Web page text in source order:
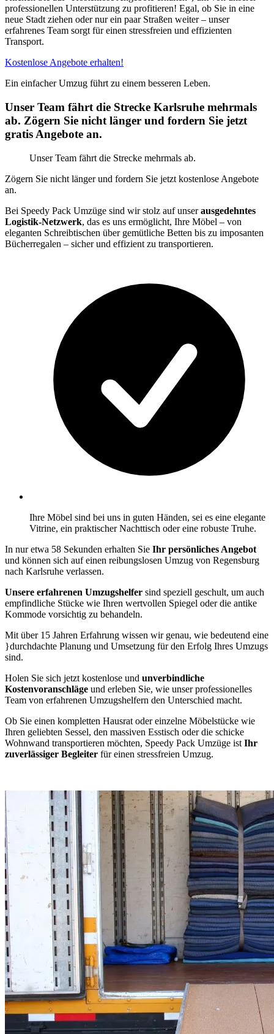
professionellen Unterstützung zu profitieren! Egal, ob Sie in eine
neue Stadt ziehen oder nur ein paar Straßen weiter – unser
erfahrenes Team sorgt für einen stressfreien und effizienten
Transport.
Kostenlose Angebote erhalten!
Ein einfacher Umzug führt zu einem besseren Leben.
Unser Team fährt die Strecke Karlsruhe mehrmals
ab. Zögern Sie nicht länger und fordern Sie jetzt
gratis Angebote an.
Unser Team fährt die Strecke mehrmals ab.
Zögern Sie nicht länger und fordern Sie jetzt kostenlose Angebote
an.
Bei Speedy Pack Umzüge sind wir stolz auf unserausgedehntes
Logistik-Netzwerk, das es uns ermöglicht, Ihre Möbel – von
eleganten Schreibtischen über gemütliche Betten bis zu imposanten
Bücherregalen – sicher und effizient zu transportieren.
Ihre Möbel sind bei uns in guten Händen, sei es eine elegante
Vitrine, ein praktischer Nachttisch oder eine robuste Truhe.
In nur etwa 58 Sekunden erhalten Sie Ihr persönliches Angebot
und können sich auf einen reibungslosen Umzug von Regensburg
nach Karlsruhe verlassen.
Unsere erfahrenen Umzugshelfer sind speziell geschult, um auch
empfindliche Stücke wie Ihren wertvollen Spiegel oder die antike
Kommode vorsichtig zu behandeln.
Mit über 15 Jahren Erfahrung wissen wir genau, wie bedeutend eine
}durchdachte Planung und Umsetzung für den Erfolg Ihres Umzugs
sind.
Holen Sie sich jetzt kostenlose und unverbindliche
Kostenvoranschläge und erleben Sie, wie unser professionelles
Team von erfahrenen Umzugshelfern den Unterschied macht.
Ob Sie einen kompletten Hausrat oder einzelne Möbelstücke wie
Ihren geliebten Sessel, den massiven Esstisch oder die schicke
Wohnwand transportieren möchten, Speedy Pack Umzüge ist Ihr
zuverlässiger Begleiter für einen stressfreien Umzug.